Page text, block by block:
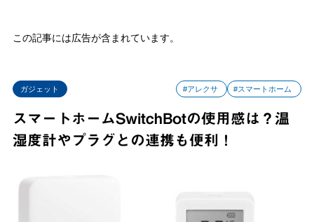
この記事には広告が含まれています。
ガジェット #アレクサ #スマートホーム
スマートホームSwitchBotの使用感は？温
湿度計やプラグとの連携も便利！